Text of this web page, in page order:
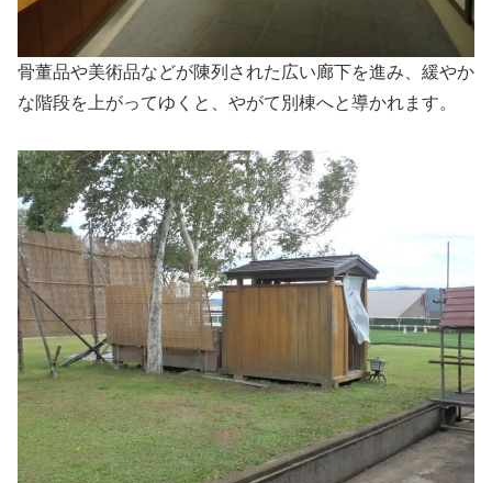
骨董品や美術品などが陳列された広い廊下を進み、緩やか
な階段を上がってゆくと、やがて別棟へと導かれます。